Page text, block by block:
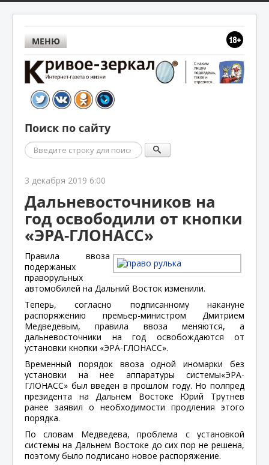
МЕНЮ
Поиск по сайту
Поиск
3 декабря 2019 6:00
Дальневосточников на
год освободили от кнопки
«ЭРА-ГЛОНАСС»
Правила ввоза
подержаных
праворульных
автомобилей на Дальний Восток изменили.
Теперь, согласно подписанному накануне
распоряжению премьер-министром Дмитрием
Медведевым, правила ввоза меняются, а
дальневосточники на год освобождаются от
установки кнопки «ЭРА-ГЛОНАСС».
Временный порядок ввоза одной иномарки без
установки на нее аппаратуры системы«ЭРА-
ГЛОНАСС» был введен в прошлом году. Но полпред
президента на Дальнем Востоке Юрий Трутнев
ранее заявил о необходимости продления этого
порядка.
По словам Медведева, проблема с установкой
системы на Дальнем Востоке до сих пор не решена,
поэтому было подписано новое распоряжение.